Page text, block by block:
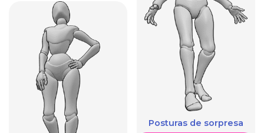
Posturas de sorpresa